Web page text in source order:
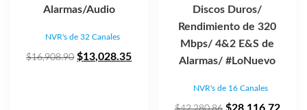
Alarmas/Audio
NVR's de 32 Canales
$16,908.90 El
$13,028.35El
Discos Duros/
Rendimiento de 320
Mbps/ 4&2 E&S de
Alarmas/ #LoNuevo
NVR's de 16 Canales
El
El